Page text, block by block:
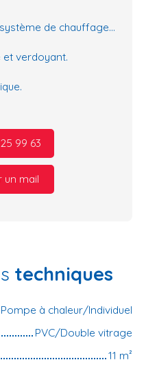
Economie et confort, système de chauffage par pompe à chaleur.
et verdoyant.
99 63
un mail
techniques
Pompe à chaleur/Individuel
PVC/Double vitrage
11 m²